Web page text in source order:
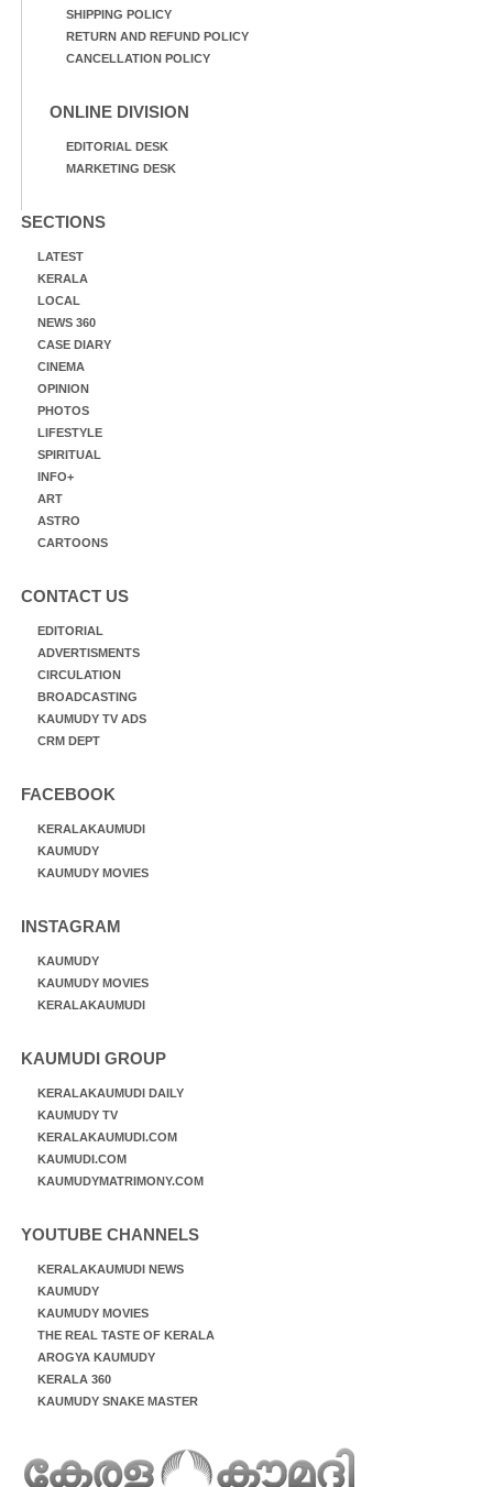
SHIPPING POLICY
RETURN AND REFUND POLICY
CANCELLATION POLICY
ONLINE DIVISION
EDITORIAL DESK
MARKETING DESK
SECTIONS
LATEST
KERALA
LOCAL
NEWS 360
CASE DIARY
CINEMA
OPINION
PHOTOS
LIFESTYLE
SPIRITUAL
INFO+
ART
ASTRO
CARTOONS
CONTACT US
EDITORIAL
ADVERTISMENTS
CIRCULATION
BROADCASTING
KAUMUDY TV ADS
CRM DEPT
FACEBOOK
KERALAKAUMUDI
KAUMUDY
KAUMUDY MOVIES
INSTAGRAM
KAUMUDY
KAUMUDY MOVIES
KERALAKAUMUDI
KAUMUDI GROUP
KERALAKAUMUDI DAILY
KAUMUDY TV
KERALAKAUMUDI.COM
KAUMUDI.COM
KAUMUDYMATRIMONY.COM
YOUTUBE CHANNELS
KERALAKAUMUDI NEWS
KAUMUDY
KAUMUDY MOVIES
THE REAL TASTE OF KERALA
AROGYA KAUMUDY
KERALA 360
KAUMUDY SNAKE MASTER